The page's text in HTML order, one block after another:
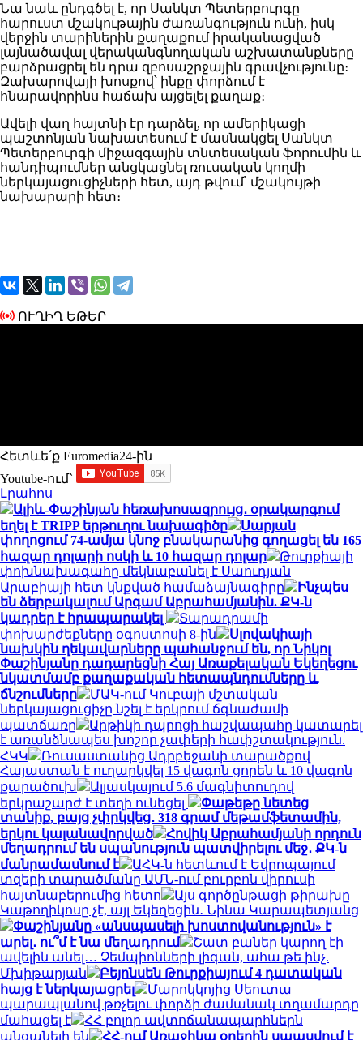
Նա նաև ընդգծել է, որ Սանկտ Պետերբուրգը
հարուստ մշակութային ժառանգություն ունի, իսկ
վերջին տարիներին քաղաքում իրականացված
լայնածավալ վերականգնողական աշխատանքները
բարձրացրել են դրա զբոսաշրջային գրավչությունը։
Զախարովայի խոսքով՝ ինքը փորձում է
հնարավորինս հաճախ այցելել քաղաք։
Ավելի վաղ հայտնի էր դարձել, որ ամերիկացի
պաշտոնյան նախատեսում է մասնակցել Սանկտ
Պետերբուրգի միջազգային տնտեսական ֆորումին և
հանդիպումներ անցկացնել ռուսական կողմի
ներկայացուցիչների հետ, այդ թվում՝ մշակույթի
նախարարի հետ։
ՈՒՂԻՂ ԵԹԵՐ
Հետևե՛ք Euromedia24-ին
Youtube-ում`
Լրահոս
Ալիև-Փաշինյան հեռախոսազրույց․ օրակարգում
եղել է TRIPP երթուղու նախագիծը
Սարյան
փողոցում 74-ամյա կնոջ բնակարանից գողացել են 165
հազար դոլարի ոսկի և 10 հազար դոլար
Թուրքիայի
փոխնախագահը մեկնաբանել է Սաուդյան
Արաբիայի հետ կնքված համաձայնագիրը
Ինչպես
են ձերբակալում Արգամ Աբրահամյանին. ՔԿ-ն
կադրեր է հրապարակել
Տարադրամի
փոխարժեքները օգոստոսի 8-ին
Սլովակիայի
նախկին ղեկավարները պահանջում են, որ Նիկոլ
Փաշինյանը դադարեցնի Հայ Առաքելական Եկեղեցու
նկատմամբ քաղաքական հետապնդումները և
ճնշումները
ՄԱԿ-ում Կուբայի մշտական ​​
ներկայացուցիչը նշել է երկրում ճգնաժամի
պատճառը
Արթիկի դպրոցի հաշվապահը կատարել
է առանձնապես խոշոր չափերի հափշտակություն.
ՀԿԿ
Ռուսաստանից Ադրբեջանի տարածքով
Հայաստան է ուղարկվել 15 վագոն ցորեն և 10 վագոն
քարածուխ
Ալյասկայում 5.6 մագնիտուդով
երկրաշարժ է տեղի ունեցել
Փաթեթը նետեց
տանիք, բայց չփրկվեց․ 318 գրամ մեթամֆետամին,
երկու կալանավորված
Հովիկ Աբրահամյանի որդուն
մեղադրում են սպանություն պատվիրելու մեջ․ ՔԿ-ն
մանրամասնում է
ԱՀԿ-ն հետևում է Եվրոպայում
տզերի տարածմանը ԱՄՆ-ում բուրբոն վիրուսի
հայտնաբերումից հետո
Այս գործընթացի թիրախը
Կաթողիկոսը չէ, այլ Եկեղեցին․ Նինա Կարապետյանց
Փաշինյանը «անսպասելի խոստովանություն» է
արել․ ու՞մ է նա մեղադրում
Շատ բաներ կարող էի
ավելին անել… Չեմպիոնների լիգան, ահա թե ինչ.
Մխիթարյան
Բեյոնսեն Թուրքիայում 4 դատական
հայց է ներկայացրել
Մարոկկոյից Սեուտա
պարապլանով թռչելու փորձի ժամանակ տղամարդը
մահացել է
ՀՀ բոլոր ավտոճանապարհներն
անցանելի են
ՀՀ-ում Առաջիկա օրերին սպասվում է